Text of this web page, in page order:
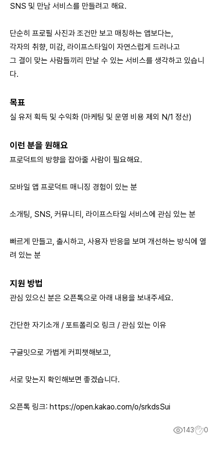
SNS 및 만남 서비스를 만들려고 해요.
단순히 프로필 사진과 조건만 보고 매칭하는 앱보다는,
각자의 취향, 미감, 라이프스타일이 자연스럽게 드러나고
그 결이 맞는 사람들끼리 만날 수 있는 서비스를 생각하고 있습니
다.
목표
실 유저 획득 및 수익화 (마케팅 및 운영 비용 제외 N/1 정산)
이런 분을 원해요
프로덕트의 방향을 잡아줄 사람이 필요해요.
모바일 앱 프로덕트 매니징 경험이 있는 분
소개팅, SNS, 커뮤니티, 라이프스타일 서비스에 관심 있는 분
빠르게 만들고, 출시하고, 사용자 반응을 보며 개선하는 방식에 열
려 있는 분
지원 방법
관심 있으신 분은 오픈톡으로 아래 내용을 보내주세요.
간단한 자기소개 / 포트폴리오 링크 / 관심 있는 이유
구글밋으로 가볍게 커피챗해보고,
서로 맞는지 확인해보면 좋겠습니다.
오픈톡 링크: https://open.kakao.com/o/srkdsSui
143 0